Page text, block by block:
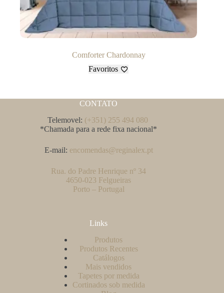
Comforter Chardonnay
Favoritos
CONTATO
Telemovel: (+351) 255 494 080
*Chamada para a rede fixa nacional*
E-mail: encomendas@reginalex.pt
Rua. do Padre Henrique nº 34
4650-023 Felgueiras
Porto – Portugal
Links
Produtos
Produtos Recentes
Catálogos
Mais vendidos
Tapetes por medida
Cortinados sob medida